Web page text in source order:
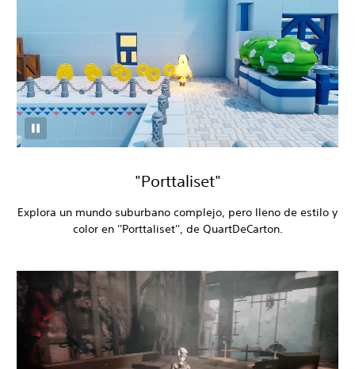
"Porttaliset"
Explora un mundo suburbano complejo, pero lleno de estilo y
color en ''Porttaliset'', de QuartDeCarton.